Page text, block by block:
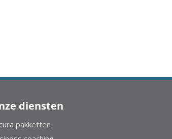
diensten
pakketten